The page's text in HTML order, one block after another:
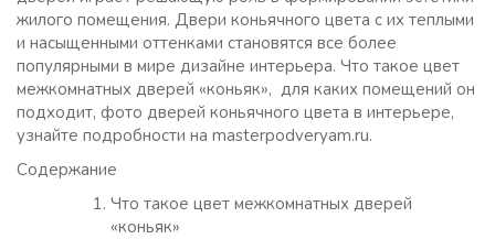
жилого помещения. Двери коньячного цвета с их теплыми
и насыщенными оттенками становятся все более
популярными в мире дизайне интерьера. Что такое цвет
межкомнатных дверей «коньяк», для каких помещений он
подходит, фото дверей коньячного цвета в интерьере,
узнайте подробности на masterpodveryam.ru.
Содержание
Что такое цвет межкомнатных дверей
«коньяк»